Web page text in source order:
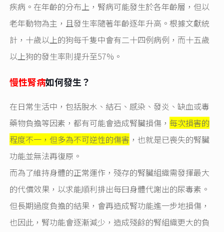
疾病。在年齡的分布上，腎病可能發生於各年齡層，但以
老年動物為主，且發生率隨著年齡逐年升高。根據文獻統
計，十歲以上的狗每千隻中會有二十四例病例，而十五歲
以上狗的發生率則提升至57%。
慢性腎病如何發生？
在日常生活中，包括脫水、結石、感染、發炎、缺血或毒
藥物負擔等因素，都有可能會造成腎臟損傷， 每次損害的
程度不一，但多為不可逆性的傷害 ，也就是已喪失的腎臟
功能並無法再復原。
而為了維持身體的正常運作，殘存的腎臟組織需發揮最大
的代償效果，以求能順利排出每曰身體代謝出的尿毒素。
但長期過度負擔的結果，會再造成腎功能進一步地損傷，
也因此，腎功能會逐漸減少，造成殘餘的腎組織更大的負